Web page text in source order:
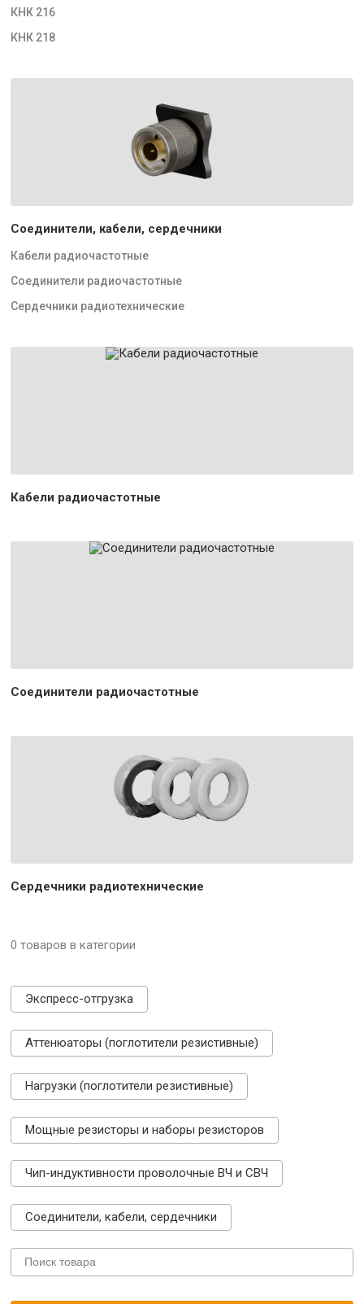
КНК 216
КНК 218
Соединители, кабели, сердечники
Кабели радиочастотные
Соединители радиочастотные
Сердечники радиотехнические
Кабели радиочастотные
Соединители радиочастотные
Сердечники радиотехнические
0 товаров в категории
Экспресс-отгрузка
Аттенюаторы (поглотители резистивные)
Нагрузки (поглотители резистивные)
Мощные резисторы и наборы резисторов
Чип-индуктивности проволочные ВЧ и СВЧ
Соединители, кабели, сердечники